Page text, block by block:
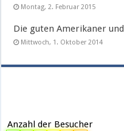
Montag, 2. Februar 2015
Die guten Amerikaner
Mittwoch, 1. Oktober 2014
Anzahl der Besucher